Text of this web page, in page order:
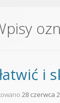
i
28 czerwca